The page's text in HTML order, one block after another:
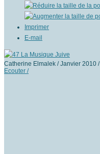
Imprimer
E-mail
Catherine Elmalek / Janvier 2010 /
Ecouter /